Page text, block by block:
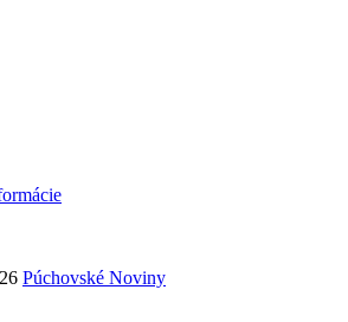
Púchovské Noviny